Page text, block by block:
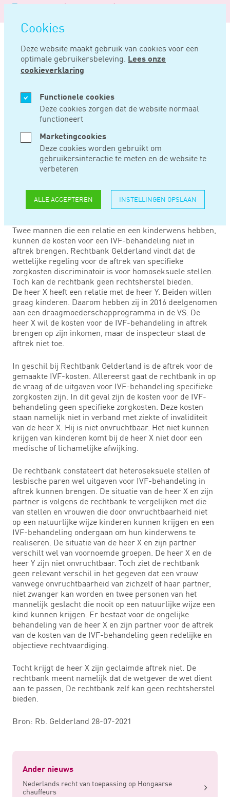
overslaan
Cookies
Deze website maakt gebruik van cookies voor een
optimale gebruikersbeleving. Lees onze
cookieverklaring
Functionele cookies
Deze cookies zorgen dat de website normaal
functioneert
Marketingcookies
Deze cookies worden gebruikt om
gebruikersinteractie te meten en de website te
verbeteren
ALLE ACCEPTEREN INSTELLINGEN OPSLAAN
Logo
Noord
Negentig
Home Nieuws
JUL 30, 2021
REGELING AFTREK
SPECIFIEKE
ZORGKOSTEN
DISCRIMINEERT
Twee mannen die een relatie en een kinderwens hebben,
kunnen de kosten voor een IVF-behandeling niet in
aftrek brengen. Rechtbank Gelderland vindt dat de
wettelijke regeling voor de aftrek van specifieke
zorgkosten discriminatoir is voor homoseksuele stellen.
Toch kan de rechtbank geen rechtsherstel bieden.
De heer X heeft een relatie met de heer Y. Beiden willen
graag kinderen. Daarom hebben zij in 2016 deelgenomen
aan een draagmoederschapprogramma in de VS. De
heer X wil de kosten voor de IVF-behandeling in aftrek
brengen op zijn inkomen, maar de inspecteur staat de
aftrek niet toe.
In geschil bij Rechtbank Gelderland is de aftrek voor de
gemaakte IVF-kosten. Allereerst gaat de rechtbank in op
de vraag of de uitgaven voor IVF-behandeling specifieke
zorgkosten zijn. In dit geval zijn de kosten voor de IVF-
behandeling geen specifieke zorgkosten. Deze kosten
staan namelijk niet in verband met ziekte of invaliditeit
van de heer X. Hij is niet onvruchtbaar. Het niet kunnen
krijgen van kinderen komt bij de heer X niet door een
medische of lichamelijke afwijking.
De rechtbank constateert dat heteroseksuele stellen of
lesbische paren wel uitgaven voor IVF-behandeling in
aftrek kunnen brengen. De situatie van de heer X en zijn
partner is volgens de rechtbank te vergelijken met die
van stellen en vrouwen die door onvruchtbaarheid niet
op een natuurlijke wijze kinderen kunnen krijgen en een
IVF-behandeling ondergaan om hun kinderwens te
realiseren. De situatie van de heer X en zijn partner
verschilt wel van voornoemde groepen. De heer X en de
heer Y zijn niet onvruchtbaar. Toch ziet de rechtbank
geen relevant verschil in het gegeven dat een vrouw
vanwege onvruchtbaarheid van zichzelf of haar partner,
niet zwanger kan worden en twee personen van het
mannelijk geslacht die nooit op een natuurlijke wijze een
kind kunnen krijgen. Er bestaat voor de ongelijke
behandeling van de heer X en zijn partner voor de aftrek
van de kosten van de IVF-behandeling geen redelijke en
objectieve rechtvaardiging.
Tocht krijgt de heer X zijn geclaimde aftrek niet. De
rechtbank meent namelijk dat de wetgever de wet dient
aan te passen, De rechtbank zelf kan geen rechtsherstel
bieden.
Bron: Rb. Gelderland 28-07-2021
Ander nieuws
Nederlands recht van toepassing op Hongaarse
chauffeurs